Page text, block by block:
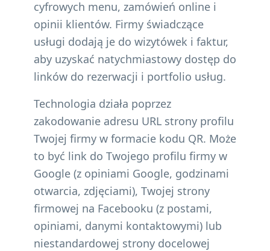
cyfrowych menu, zamówień online i
opinii klientów. Firmy świadczące
usługi dodają je do wizytówek i faktur,
aby uzyskać natychmiastowy dostęp do
linków do rezerwacji i portfolio usług.
Technologia działa poprzez
zakodowanie adresu URL strony profilu
Twojej firmy w formacie kodu QR. Może
to być link do Twojego profilu firmy w
Google (z opiniami Google, godzinami
otwarcia, zdjęciami), Twojej strony
firmowej na Facebooku (z postami,
opiniami, danymi kontaktowymi) lub
niestandardowej strony docelowej